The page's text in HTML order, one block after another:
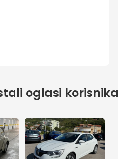
oglasi korisnika